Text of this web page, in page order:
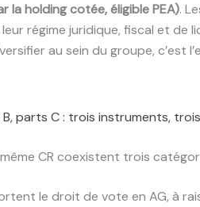
la holding cotée, éligible PEA).
régime juridique, fiscal et de
au sein du groupe, c’est
parts C : trois instruments,
même CR coexistent trois
le droit de vote en AG, à